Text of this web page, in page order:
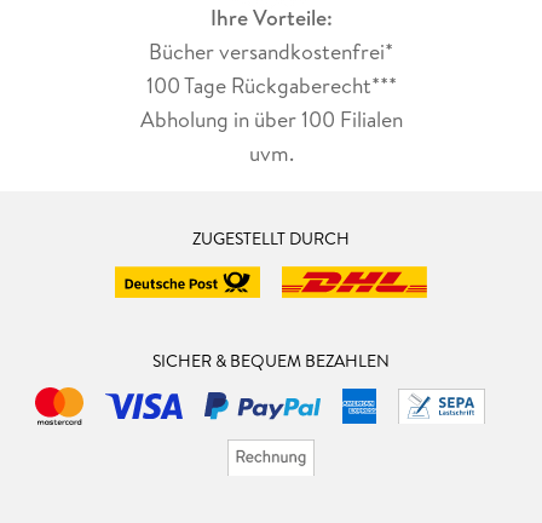
Ihre Vorteile:
Bücher versandkostenfrei*
100 Tage Rückgaberecht***
Abholung in über 100 Filialen
uvm.
ZUGESTELLT DURCH
SICHER & BEQUEM BEZAHLEN